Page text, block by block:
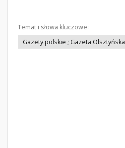
Temat i słowa kluczowe:
Gazety polskie ; Gazeta Olsztyńska